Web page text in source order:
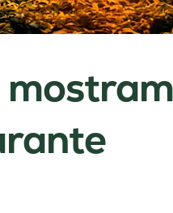
mostram